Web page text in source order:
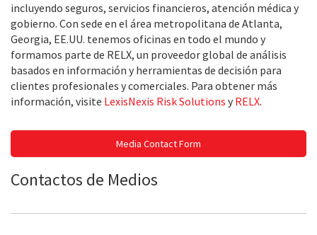
incluyendo seguros, servicios financieros, atención médica y
gobierno. Con sede en el área metropolitana de Atlanta,
Georgia, EE.UU. tenemos oficinas en todo el mundo y
formamos parte de RELX, un proveedor global de análisis
basados en información y herramientas de decisión para
clientes profesionales y comerciales. Para obtener más
información, visite LexisNexis Risk Solutions y RELX.
Media Contact Form
Contactos de Medios